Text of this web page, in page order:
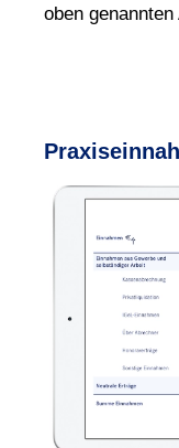
oben genannten